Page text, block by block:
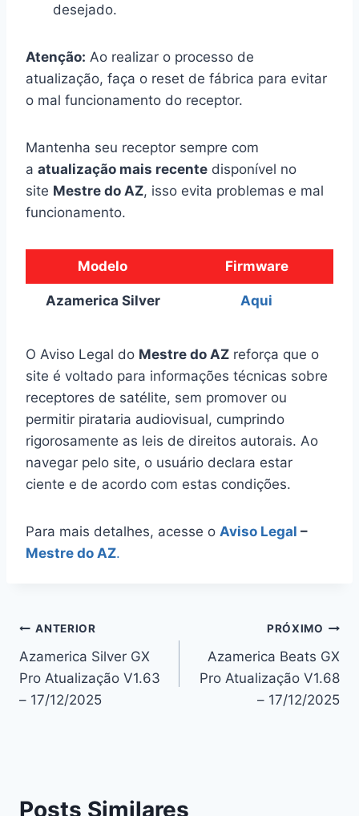
desejado.
Atenção: Ao realizar o processo de
atualização, faça o reset de fábrica para evitar
o mal funcionamento do receptor.
Mantenha seu receptor sempre com
a atualização mais recente disponível no
site Mestre do AZ, isso evita problemas e mal
funcionamento.
Modelo Firmware
Azamerica Silver Aqui
O Aviso Legal do Mestre do AZ reforça que o
site é voltado para informações técnicas sobre
receptores de satélite, sem promover ou
permitir pirataria audiovisual, cumprindo
rigorosamente as leis de direitos autorais. Ao
navegar pelo site, o usuário declara estar
ciente e de acordo com estas condições.
Para mais detalhes, acesse o Aviso Legal –
Mestre do AZ.
Navegação
de
Post
ANTERIOR
Azamerica Silver GX
Pro Atualização V1.63
– 17/12/2025
PRÓXIMO
Azamerica Beats GX
Pro Atualização V1.68
– 17/12/2025
Posts Similares